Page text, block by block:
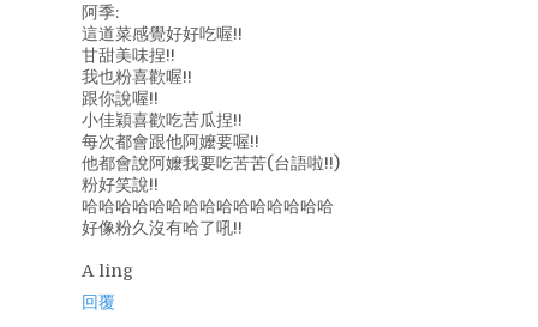
阿季:
這道菜感覺好好吃喔!!
甘甜美味捏!!
我也粉喜歡喔!!
跟你說喔!!
小佳穎喜歡吃苦瓜捏!!
每次都會跟他阿嬤要喔!!
他都會說阿嬤我要吃苦苦(台語啦!!)
粉好笑說!!
哈哈哈哈哈哈哈哈哈哈哈哈哈哈哈
好像粉久沒有哈了吼!!
A ling
回覆